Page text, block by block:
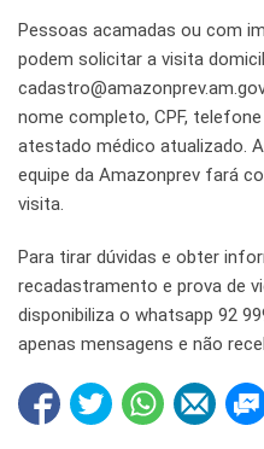
Pessoas acamadas ou com
podem solicitar a visita
nome completo, CPF,
atestado médico atualizado.
equipe da Amazonprev fará
visita.
Para tirar dúvidas e obter
recadastramento e prova de
disponibiliza o whatsapp 92
apenas mensagens e não